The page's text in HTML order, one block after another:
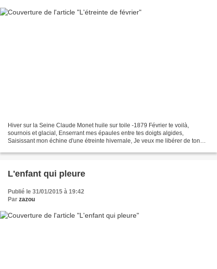
Hiver sur la Seine Claude Monet huile sur toile -1879 Février te voilà,
sournois et glacial, Enserrant mes épaules entre tes doigts algides,
Saisissant mon échine d'une étreinte hivernale, Je veux me libérer de ton
L'enfant qui pleure
Publié le 31/01/2015 à 19:42
Par zazou